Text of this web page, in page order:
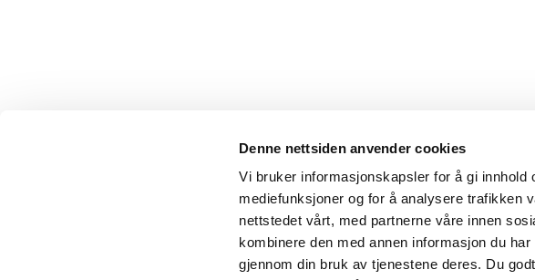
Denne nettsiden anvender cookies
Vi bruker informasjonskapsler for å gi
mediefunksjoner og for å analysere trafikken
nettstedet vårt, med partnerne våre innen
kombinere den med annen informasjon du
gjennom din bruk av tjenestene deres. Du